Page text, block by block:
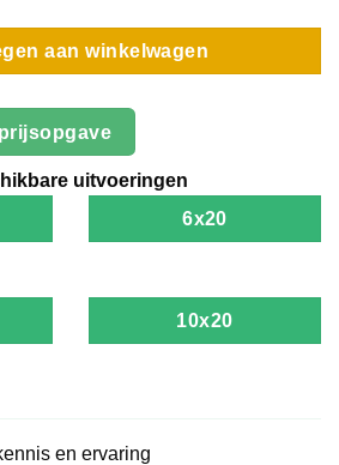
aan winkelwagen
uitvoeringen
6x20
10x20
en ervaring